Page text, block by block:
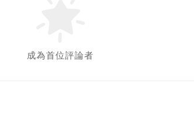
成為首位評論者